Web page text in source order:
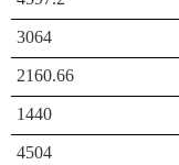
3064
2160.66
1440
4504